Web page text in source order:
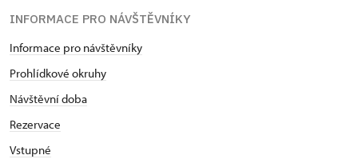
INFORMACE PRO NÁVŠTĚVNÍKY
Informace pro návštěvníky
Prohlídkové okruhy
Návštěvní doba
Rezervace
Vstupné